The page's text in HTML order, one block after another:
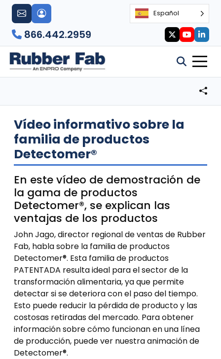
Español
866.442.2959
Vídeo informativo sobre la
familia de productos
Detectomer®
En este vídeo de demostración de
la gama de productos
Detectomer®, se explican las
ventajas de los productos
John Jago, director regional de ventas de Rubber
Fab, habla sobre la familia de productos
Detectomer®. Esta familia de productos
PATENTADA resulta ideal para el sector de la
transformación alimentaria, ya que permite
detectar si se deteriora con el paso del tiempo.
Esto puede reducir la pérdida de producto y las
costosas retiradas del mercado. Para obtener
información sobre cómo funcionan en una línea
de producción, puede ver nuestra animación de
Detectomer®.